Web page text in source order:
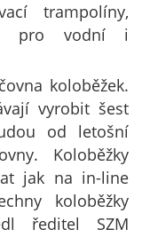
trampolíny,
pro vodní i
koloběžek.
vyrobit šest
od letošní
Koloběžky
jak na in-line
koloběžky
ředitel SZM